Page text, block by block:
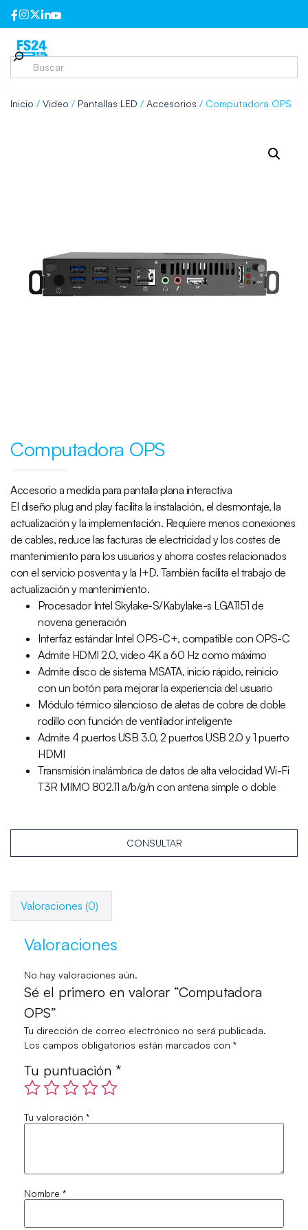
Inicio / Video / Pantallas LED / Accesorios / Computadora OPS
Computadora OPS
Accesorio a medida para pantalla plana interactiva
El diseño plug and play facilita la instalación, el desmontaje, la
actualización y la implementación. Requiere menos conexiones
de cables, reduce las facturas de electricidad y los costes de
mantenimiento para los usuarios y ahorra costes relacionados
con el servicio posventa y la I+D. También facilita el trabajo de
actualización y mantenimiento.
Procesador Intel Skylake-S/Kabylake-s LGA1151 de
novena generación
Interfaz estándar Intel OPS-C+, compatible con OPS-C
Admite HDMI 2.0, video 4K a 60 Hz como máximo
Admite disco de sistema MSATA, inicio rápido, reinicio
con un botón para mejorar la experiencia del usuario
Módulo térmico silencioso de aletas de cobre de doble
rodillo con función de ventilador inteligente
Admite 4 puertos USB 3.0, 2 puertos USB 2.0 y 1 puerto
HDMI
Transmisión inalámbrica de datos de alta velocidad Wi-Fi
T3R MIMO 802.11 a/b/g/n con antena simple o doble
CONSULTAR
Valoraciones (0)
Valoraciones
No hay valoraciones aún.
Sé el primero en valorar “Computadora
OPS”
Tu dirección de correo electrónico no será publicada.
Los campos obligatorios están marcados con *
Tu puntuación *
Tu valoración *
Nombre *